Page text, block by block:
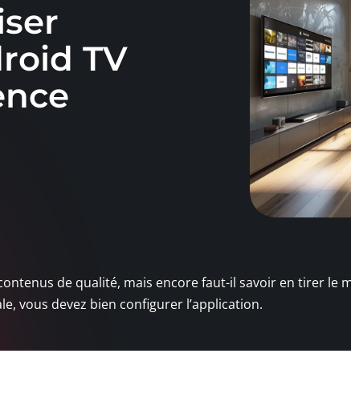
TV
de qualité, mais encore faut-il savoir en tirer le
vous devez bien configurer l’application.